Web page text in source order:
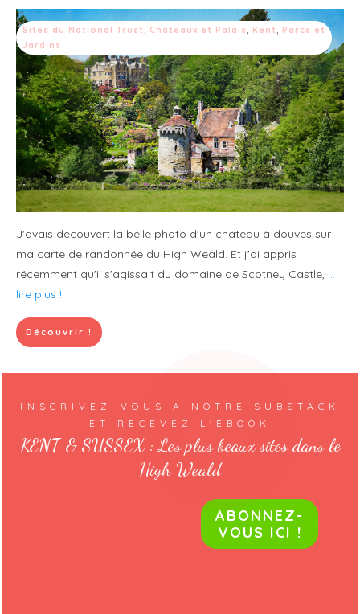
Sites du National Trust Châteaux et Palais Kent
Parcs et
Jardins
J'avais découvert la belle photo d'un château à douves sur
ma carte de randonnée du High Weald. Et j'ai appris
récemment qu'il s'agissait du domaine de Scotney Castle, ...
lire plus !
Découvrir !
INSCRIVEZ-VOUS A NOTRE SUBSTACK
ET RECEVEZ L'EBOOK
KENT & SUSSEX : Les plus beaux sites dans le
High Weald
ABONNEZ-
VOUS ICI !